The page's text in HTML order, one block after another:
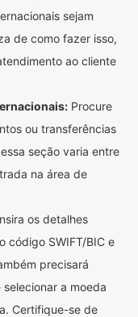
sejam
de como fazer isso,
ao cliente
Procure
ou transferências
seção varia entre
na área de
os detalhes
código SWIFT/BIC e
precisará
a moeda
Certifique-se de